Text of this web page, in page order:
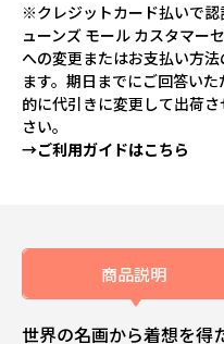
※クレジットカード払いで
ューンズ モール カスタマー
への変更またはお支払い方
ます。期日までにご回答い
的に代引きに変更して出荷
さい。
→ご利用ガイドはこちら
商品説明
世界の名画から着想を得